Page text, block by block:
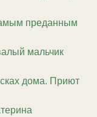
преданным
мальчик
дома. Приют